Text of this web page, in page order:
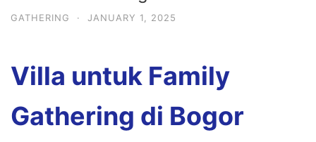
GATHERING · JANUARY 1, 2025
Villa untuk Family
Gathering di Bogor